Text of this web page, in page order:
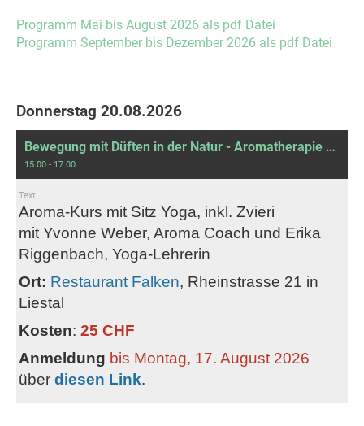
Programm Mai bis August 2026 als pdf Datei
Programm September bis Dezember 2026 als pdf Datei
Donnerstag 20.08.2026
Bewegung mit Düften in der Natur - Aromatherapie und Yoga im Alter
15:00 - 17:00
Text
Aroma-Kurs mit Sitz Yoga, inkl. Zvieri
mit Yvonne Weber, Aroma Coach und Erika
Riggenbach, Yoga-Lehrerin
Ort: Restaurant Falken, Rheinstrasse 21 in
Liestal
Kosten: 25 CHF
Anmeldung bis Montag, 17. August 2026
über diesen Link.